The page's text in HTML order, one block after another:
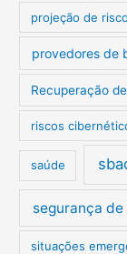
projeção de
provedores de
Recuperação
riscos
saúde
segurança
situações